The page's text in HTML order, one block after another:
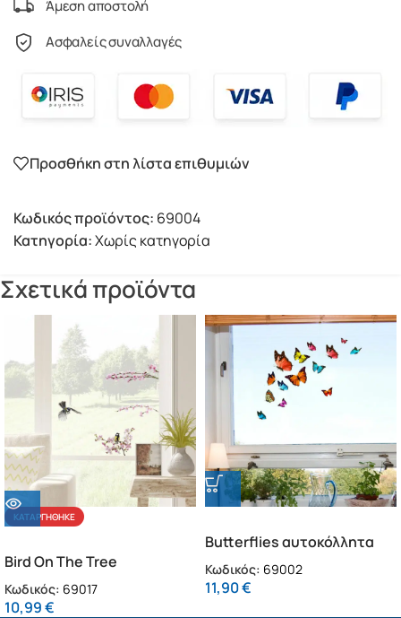
Άμεση αποστολή
Ασφαλείς συναλλαγές
Προσθήκη στη λίστα επιθυμιών
Κωδικός προϊόντος: 69004
Κατηγορία:Χωρίς κατηγορία
Σχετικά προϊόντα
ΚΑΤΑΡΓΉΘΗΚΕ
Bird On The Tree
αυτοκόλλητα βινυλίου για
τζάμι S (69017)
Κωδικός: 69017
10,99€
Butterflies αυτοκόλλητα
βινυλίου για τζάμι S
(69002)
Κωδικός: 69002
11,90€